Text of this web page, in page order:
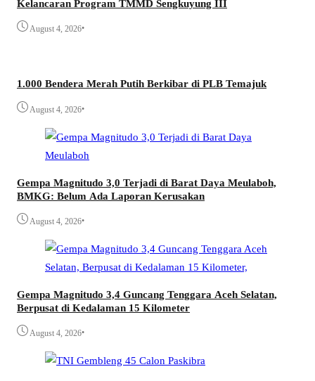
Kelancaran Program TMMD Sengkuyung III
August 4, 2026•
1.000 Bendera Merah Putih Berkibar di PLB Temajuk
August 4, 2026•
Gempa Magnitudo 3,0 Terjadi di Barat Daya Meulaboh,
BMKG: Belum Ada Laporan Kerusakan
August 4, 2026•
Gempa Magnitudo 3,4 Guncang Tenggara Aceh Selatan,
Berpusat di Kedalaman 15 Kilometer
August 4, 2026•